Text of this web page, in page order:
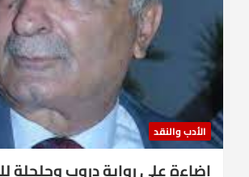
الأدب والنقد
إضاءة على رواية دروب وجلجلة